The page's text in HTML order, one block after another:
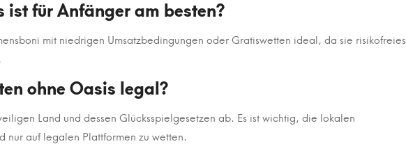
ist für Anfänger am besten?
mit niedrigen Umsatzbedingungen oder Gratiswetten ideal, da sie risikofreies
ohne Oasis legal?
Land und dessen Glücksspielgesetzen ab. Es ist wichtig, die lokalen
nur auf legalen Plattformen zu wetten.